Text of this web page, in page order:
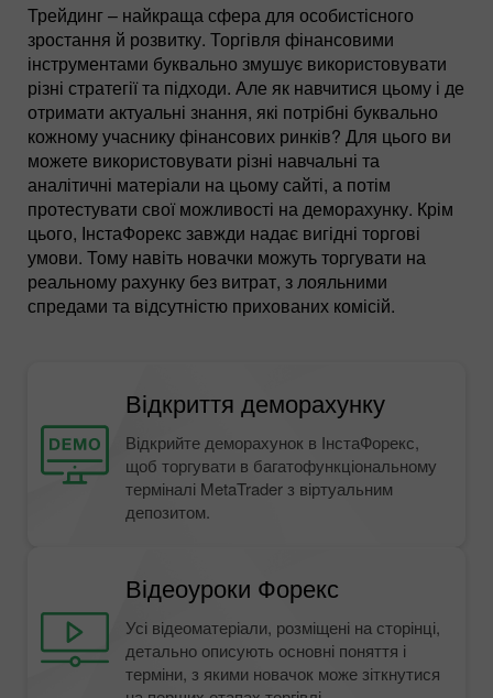
Трейдинг – найкраща сфера для особистісного
зростання й розвитку. Торгівля фінансовими
інструментами буквально змушує використовувати
різні стратегії та підходи. Але як навчитися цьому і де
отримати актуальні знання, які потрібні буквально
кожному учаснику фінансових ринків? Для цього ви
можете використовувати різні навчальні та
аналітичні матеріали на цьому сайті, а потім
протестувати свої можливості на деморахунку. Крім
цього, ІнстаФорекс завжди надає вигідні торгові
умови. Тому навіть новачки можуть торгувати на
реальному рахунку без витрат, з лояльними
спредами та відсутністю прихованих комісій.
Відкриття деморахунку
Відкрийте деморахунок в ІнстаФорекс,
щоб торгувати в багатофункціональному
терміналі MetaTrader з віртуальним
депозитом.
Відеоуроки Форекс
Усі відеоматеріали, розміщені на сторінці,
детально описують основні поняття і
терміни, з якими новачок може зіткнутися